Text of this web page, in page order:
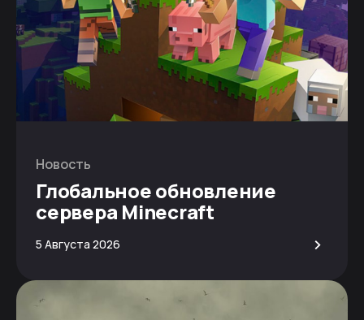
Новость
Глобальное обновление
сервера Minecraft
5 Августа 2026 >